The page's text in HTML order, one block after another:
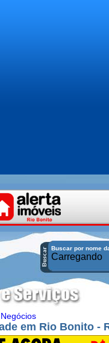
Buscar por nome
Carregando
em Rio Bonito -